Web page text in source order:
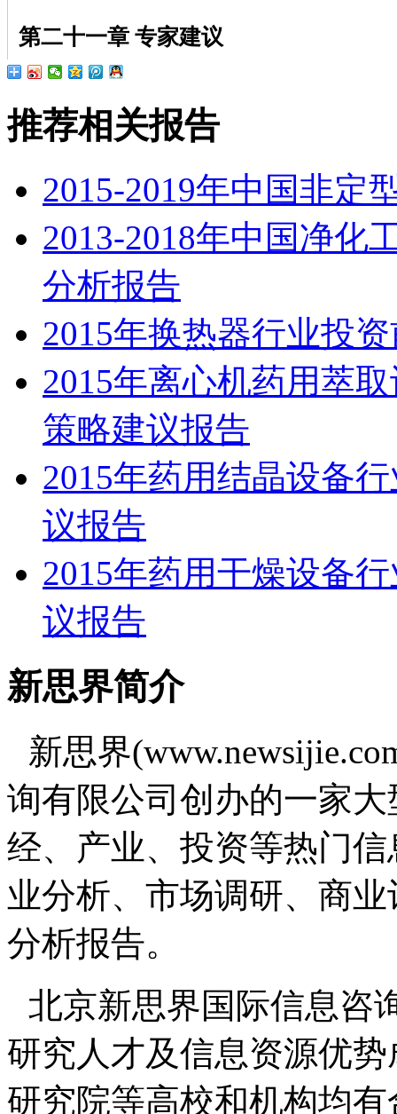
第二十一章 专家建议
推荐相关报告
2015-2019年中国非定
2013-2018年中国净化
分析报告
2015年换热器行业投
2015年离心机药用萃
策略建议报告
2015年药用结晶设备
议报告
2015年药用干燥设备
议报告
新思界简介
新思界
询有限公司创办的一家
经、产业、投资等热门
业分析、市场调研、商
分析报告。
北京新思界国际信息咨
研究人才及信息资源优
研究院等高校和机构均